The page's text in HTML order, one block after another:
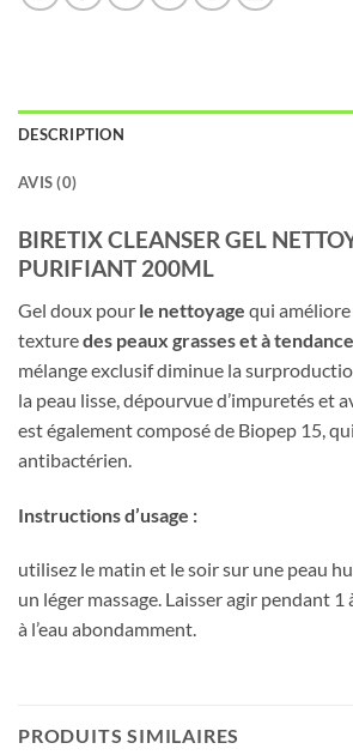
DESCRIPTION
AVIS (0)
BIRETIX CLEANSER GEL
PURIFIANT 200ML
Gel doux pour le nettoyage qui améliore
texturedes peaux grassesetàtendance
mélangeexclusifdiminue la
la peau lisse, dépourvued’impuretéset
estégalementcomposéde Biopep 15, qui
antibactérien.
Instructionsd’usage :
utilisez le matin et lesoirsur une peau
un léger massage. Laisseragir pendant 1
à l’eau abondamment.
PRODUITS SIMILAIRES